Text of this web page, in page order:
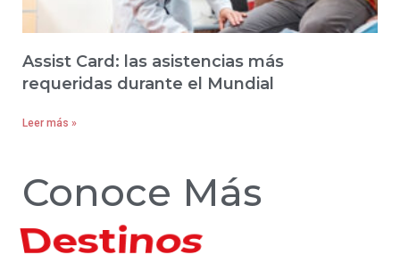
Assist Card: las asistencias más
requeridas durante el Mundial
Leer más »
Conoce Más
Hoteles